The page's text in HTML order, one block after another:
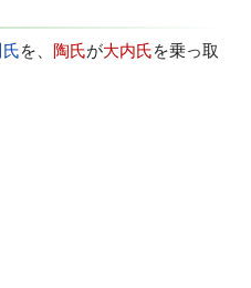
を、 陶氏が大内氏を乗っ取